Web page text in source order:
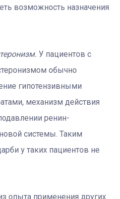
возможность назначения
У пациентов с
обычно
гипотензивными
механизм действия
ренин-
системы. Таким
у таких пациентов не
опыта применения других